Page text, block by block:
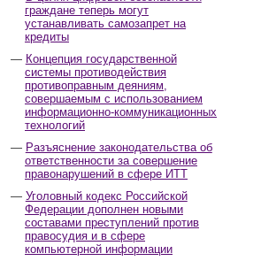
граждане теперь могут
устанавливать самозапрет на
кредиты
Концепция государственной
системы противодействия
противоправным деяниям,
совершаемым с использованием
информационно-коммуникационных
технологий
Разъяснение законодательства об
ответственности за совершение
правонарушений в сфере ИТТ
Уголовный кодекс Российской
Федерации дополнен новыми
составами преступлений против
правосудия и в сфере
компьютерной информации